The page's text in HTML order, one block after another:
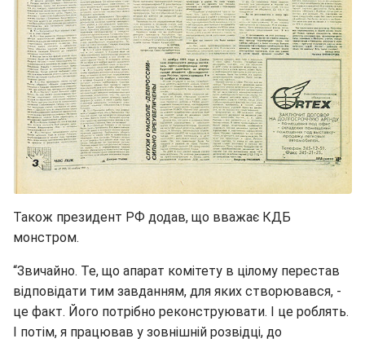
Також президент РФ додав, що вважає КДБ
монстром.
“Звичайно. Те, що апарат комітету в цілому перестав
відповідати тим завданням, для яких створювався, -
це факт. Його потрібно реконструювати. І це роблять.
І потім, я працював у зовнішній розвідці, до